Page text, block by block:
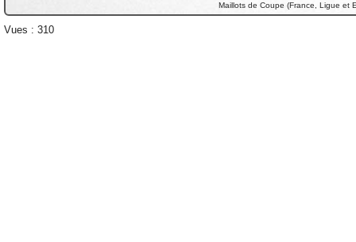
Maillots de Coupe (France, Ligue et
Vues : 310